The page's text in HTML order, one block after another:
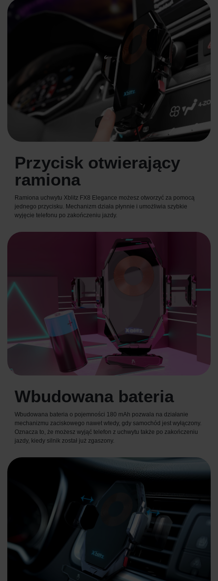
Przycisk otwierający
ramiona
Ramiona uchwytu Xblitz FX8 Elegance możesz otworzyć za pomocą
jednego przycisku. Mechanizm działa płynnie i umożliwia szybkie
wyjęcie telefonu po zakończeniu jazdy.
Wbudowana bateria
Wbudowana bateria o pojemności 180 mAh pozwala na działanie
mechanizmu zaciskowego nawet wtedy, gdy samochód jest wyłączony.
Oznacza to, że możesz wyjąć telefon z uchwytu także po zakończeniu
jazdy, kiedy silnik został już zgaszony.